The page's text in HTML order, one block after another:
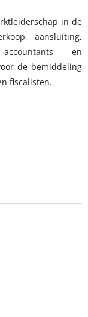
in de
aansluiting,
en
de bemiddeling
fiscalisten.